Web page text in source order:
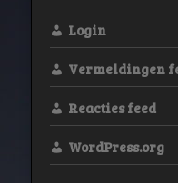
Login
Vermeldingen
Reacties feed
WordPress.org